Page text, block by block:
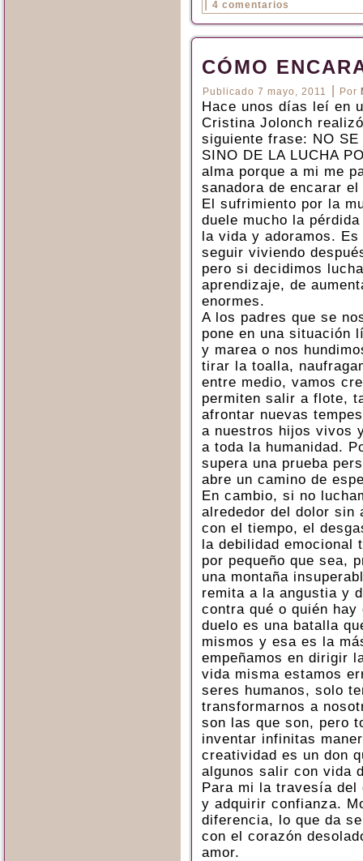
4 comentarios
CÓMO
Publicado 7 mayo, 2011 Por
Hace unos días leí en
Cristina Jolonch
siguiente frase: NO SE
SINO DE LA LUCHA
alma porque a mi me
sanadora de encarar el
El sufrimiento por la
duele mucho la
la vida y adoramos.
seguir viviendo
pero si decidimos
aprendizaje, de
enormes.
A los padres que se
pone en una situación
y marea o nos
tirar la toalla,
entre medio, vamos
permiten salir a flote,
afrontar nuevas
a nuestros hijos vivos
a toda la humanidad.
supera una prueba
abre un camino de
En cambio, si no
alrededor del dolor sin
con el tiempo, el
la debilidad emocional
por pequeño que sea,
una montaña
remita a la angustia y
contra qué o quién
duelo es una batalla
mismos y esa es la
empeñamos en dirigir
vida misma estamos
seres humanos, solo
transformarnos a
son las que son, pero
inventar infinitas
creatividad es un don
algunos salir con vida
Para mi la travesía del
y adquirir confianza.
diferencia, lo que da
con el corazón
amor.